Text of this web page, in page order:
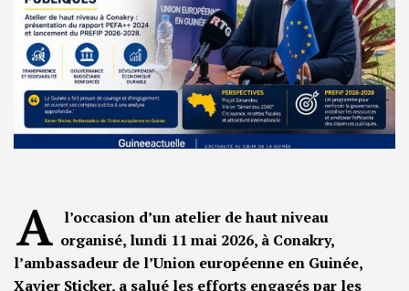
A l’occasion d’un atelier de haut niveau
organisé, lundi 11 mai 2026, à Conakry,
l’ambassadeur de l’Union européenne en Guinée,
Xavier Sticker, a salué les efforts engagés par les